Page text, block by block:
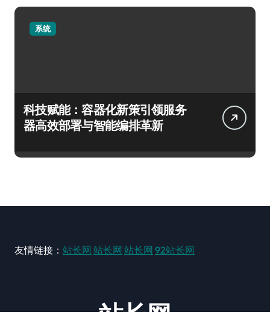
系统
科技赋能：容器化新策引领服务
器高效部署与智能编排革新
友情链接： 站长网 站长网 站长网 92站长网
站长网